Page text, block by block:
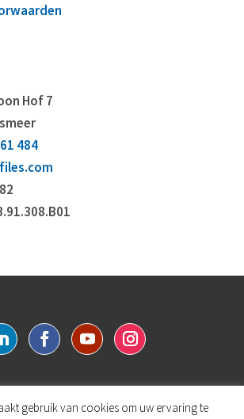
Hof 7
484
gebruik van cookies om uw ervaring te